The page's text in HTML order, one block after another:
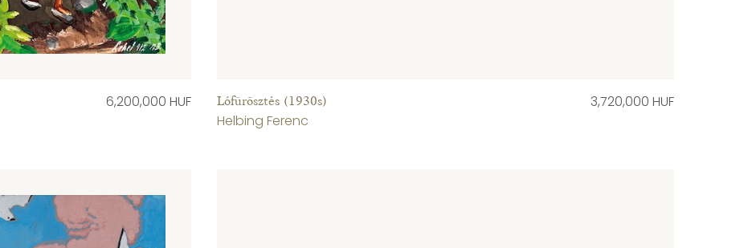
6,200,000 HUF Lófürösztés (1930s)
Helbing Ferenc
3,720,000 HUF